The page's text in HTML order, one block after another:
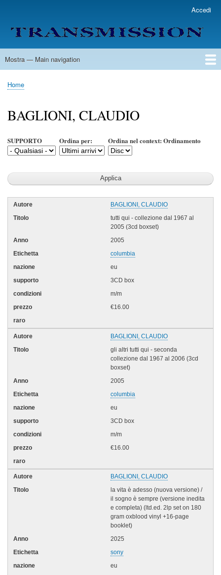
contenuto
principale
account
menu
Accedi
Main
Mostra — Main navigation
Home
Lista Autori
Contatti
Spedizione & Consegna
Legenda
Condizioni per l'uso
Briciole
pane
Home
BAGLIONI, CLAUDIO
SUPPORTO Ordina per: Ordina nel context: Ordinamento
BAGLIONI, CLAUDIO
tutti qui - collezione dal 1967 al
2005 (3cd boxset)
2005
columbia
eu
3CD box
m/m
€16.00
BAGLIONI, CLAUDIO
gli altri tutti qui - seconda
collezione dal 1967 al 2006 (3cd
boxset)
2005
columbia
eu
3CD box
m/m
€16.00
BAGLIONI, CLAUDIO
la vita è adesso (nuova versione) /
il sogno è sempre (versione inedita
e completa) (ltd.ed. 2lp set on 180
gram oxblood vinyl +16-page
booklet)
2025
sony
eu